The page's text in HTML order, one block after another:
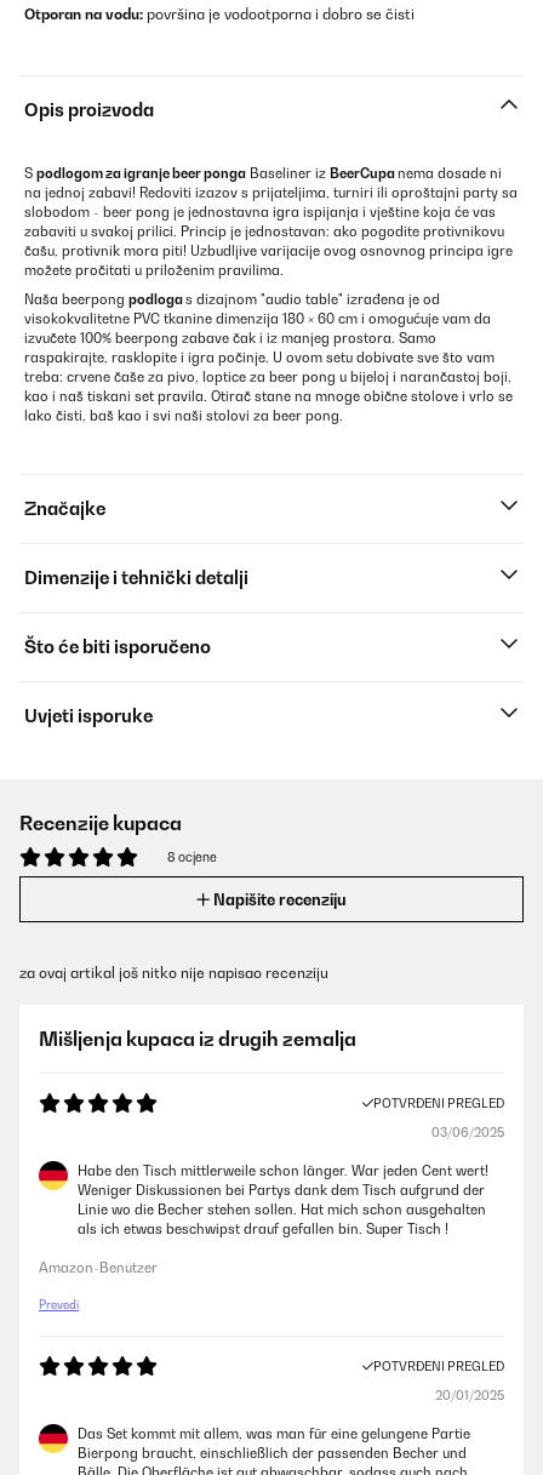
Otporan na vodu: površina je vodootporna i dobro se čisti
Opis proizvoda
S podlogom za igranje beer ponga Baseliner iz BeerCupanema dosade ni
na jednoj zabavi! Redoviti izazov s prijateljima, turniri ili oproštajni party sa
slobodom - beer pong je jednostavna igra ispijanja i vještine koja će vas
zabaviti u svakoj prilici. Princip je jednostavan: ako pogodite protivnikovu
čašu, protivnik mora piti! Uzbudljive varijacije ovog osnovnog principa igre
možete pročitati u priloženim pravilima.
Naša beerpong podlogas dizajnom "audio table" izrađena je od
visokokvalitetne PVC tkanine dimenzija 180 × 60 cm i omogućuje vam da
izvučete 100% beerpong zabave čak i iz manjeg prostora. Samo
raspakirajte, rasklopite i igra počinje. U ovom setu dobivate sve što vam
treba: crvene čaše za pivo, loptice za beer pong u bijeloj i narančastoj boji,
kao i naš tiskani set pravila. Otirač stane na mnoge obične stolove i vrlo se
lako čisti, baš kao i svi naši stolovi za beer pong.
Značajke
Dimenzije i tehnički detalji
Što će biti isporučeno
Uvjeti isporuke
Recenzije kupaca
8 ocjene
Napišite recenziju
za ovaj artikal još nitko nije napisao recenziju
Mišljenja kupaca iz drugih zemalja
POTVRĐENI PREGLED
03/06/2025
Habe den Tisch mittlerweile schon länger. War jeden Cent wert!
Weniger Diskussionen bei Partys dank dem Tisch aufgrund der
Linie wo die Becher stehen sollen. Hat mich schon ausgehalten
als ich etwas beschwipst drauf gefallen bin. Super Tisch !
Amazon-Benutzer
Prevedi
POTVRĐENI PREGLED
20/01/2025
Das Set kommt mit allem, was man für eine gelungene Partie
Bierpong braucht, einschließlich der passenden Becher und